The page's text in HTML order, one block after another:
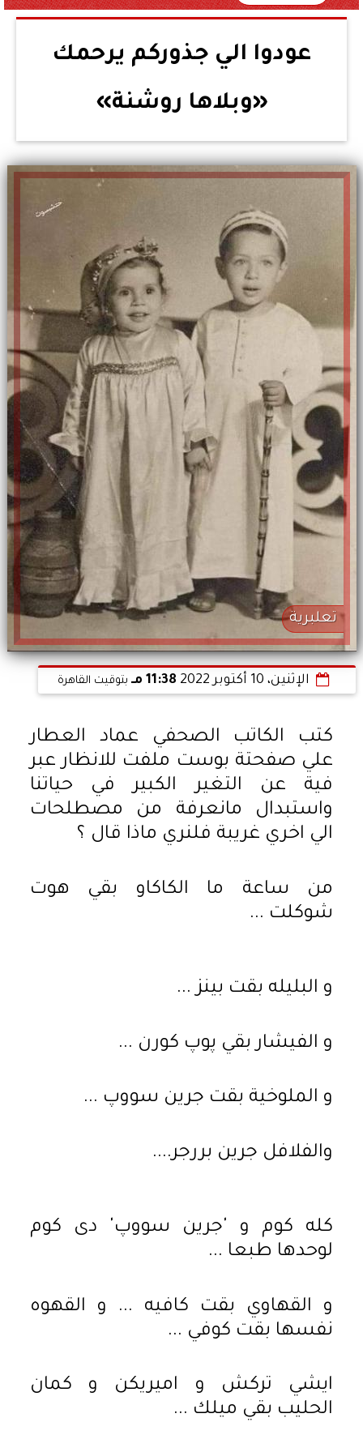
عودوا الي جذوركم يرحمك
«وبلاها روشنة»
تعلبرية
الإثنين، 10 أكتوبر 2022 11:38 مـ بتوقيت القاهرة
كتب الكاتب الصحفي عماد العطار
علي صفحتة بوست ملفت للانظار عبر
فية عن التغير الكبير في حياتنا
واستبدال مانعرفة من مصطلحات
الي اخري غريبة فلنري ماذا قال ؟
من ساعة ما الكاكاو بقي هوت
شوكلت ...
و البليله بقت بينز ...
و الفيشار بقي پوپ كورن ...
و الملوخية بقت جرين سووپ ...
والفلافل جرين بررجر....
كله كوم و 'جرين سووپ' دى كوم
لوحدها طبعا ...
و القهاوي بقت كافيه ... و القهوه
نفسها بقت كوفي ...
ايشي تركش و اميريكن و كمان
الحليب بقي ميلك ...